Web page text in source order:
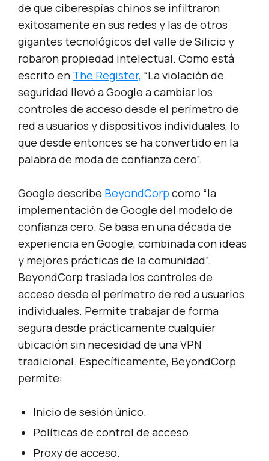
de que ciberespías chinos se infiltraron
exitosamente en sus redes y las de otros
gigantes tecnológicos del valle de Silicio y
robaron propiedad intelectual. Como está
escrito en The Register, “La violación de
seguridad llevó a Google a cambiar los
controles de acceso desde el perímetro de
red a usuarios y dispositivos individuales, lo
que desde entonces se ha convertido en la
palabra de moda de confianza cero”.
Google describe BeyondCorp como “la
implementación de Google del modelo de
confianza cero. Se basa en una década de
experiencia en Google, combinada con ideas
y mejores prácticas de la comunidad”.
BeyondCorp traslada los controles de
acceso desde el perímetro de red a usuarios
individuales. Permite trabajar de forma
segura desde prácticamente cualquier
ubicación sin necesidad de una VPN
tradicional. Específicamente, BeyondCorp
permite:
Inicio de sesión único.
Políticas de control de acceso.
Proxy de acceso.